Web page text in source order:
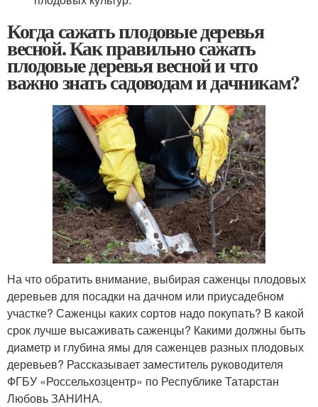
Когда сажать плодовые деревья
весной. Как правильно сажать
плодовые деревья весной и что
важно знать садоводам и дачникам?
На что обратить внимание, выбирая саженцы плодовых
деревьев для посадки на дачном или приусадебном
участке? Саженцы каких сортов надо покупать? В какой
срок лучше высаживать саженцы? Какими должны быть
диаметр и глубина ямы для саженцев разных плодовых
деревьев? Рассказывает заместитель руководителя
ФГБУ «Россельхозцентр» по Республике Татарстан
Любовь ЗАНИНА.